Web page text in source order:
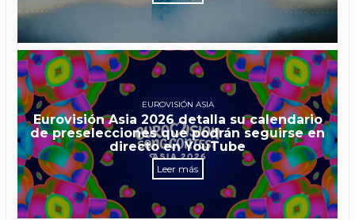
EUROVISIÓN ASIA
Eurovisión Asia 2026 detalla su calendario
de preselecciones que podrán seguirse en
directo en YouTube
Leer más